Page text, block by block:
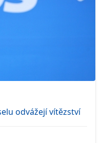
odvážejí vítězství